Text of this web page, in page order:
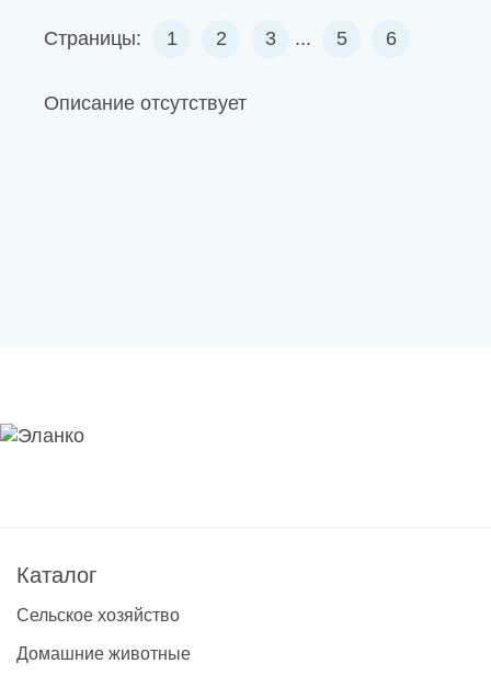
Страницы: 1 2 3 ... 5 6
Описание отсутствует
Каталог
Сельское хозяйство
Домашние животные